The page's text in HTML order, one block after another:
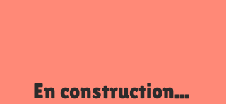
En construction...